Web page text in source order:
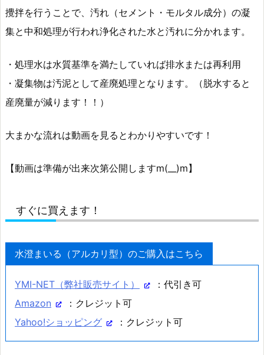
攪拌を行うことで、汚れ（セメント・モルタル成分）の凝
集と中和処理が行われ浄化された水と汚れに分かれます。
・処理水は水質基準を満たしていれば排水または再利用
・凝集物は汚泥として産廃処理となります。（脱水すると
産廃量が減ります！！）
大まかな流れは動画を見るとわかりやすいです！
【動画は準備が出来次第公開しますm(__)m】
すぐに買えます！
水澄まいる（アルカリ型）のご購入はこちら
YMI-NET（弊社販売サイト）
：代引き可
Amazon
：クレジット可
Yahoo!ショッピング
：クレジット可